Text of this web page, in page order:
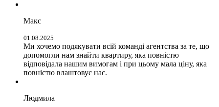
Макс
01.08.2025
Ми хочемо подякувати всій команді агентства за те, що
допомогли нам знайти квартиру, яка повністю
відповідала нашим вимогам і при цьому мала ціну, яка
повністю влаштовує нас.
Людмила